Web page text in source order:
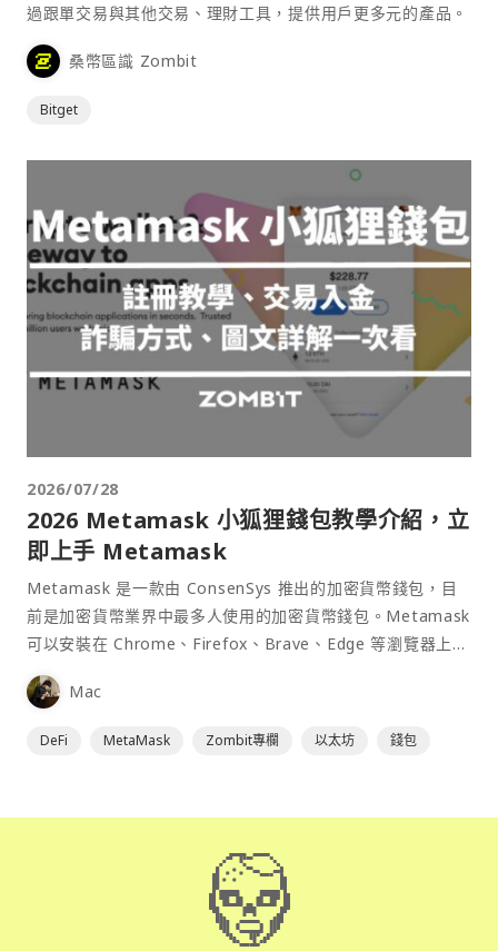
過跟單交易與其他交易、理財工具，提供用戶更多元的產品。
桑幣區識 Zombit
Bitget
2026/07/28
2026 Metamask 小狐狸錢包教學介紹，立
即上手 Metamask
Metamask 是一款由 ConsenSys 推出的加密貨幣錢包，目
前是加密貨幣業界中最多人使用的加密貨幣錢包。Metamask
可以安裝在 Chrome、Firefox、Brave、Edge 等瀏覽器上作
為插件使用，具備許多功能且使用上非常方便。
Mac
DeFi MetaMask Zombit專欄 以太坊 錢包